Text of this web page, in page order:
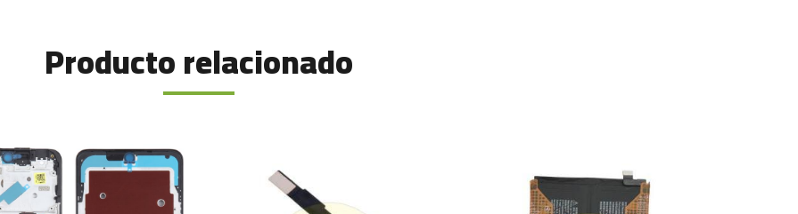
Producto relacionado